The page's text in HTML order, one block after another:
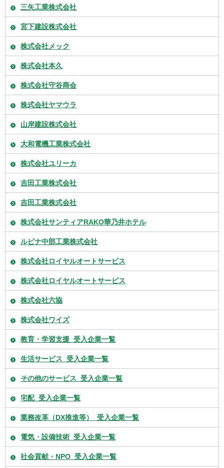
三矢工業株式会社
宮下建設株式会社
株式会社メック
株式会社本久
株式会社守谷商会
株式会社ヤマウラ
山岸建設株式会社
大和電機工業株式会社
株式会社ユリーカ
吉田工業株式会社
吉田工業株式会社
株式会社サンティアRAKO華乃井ホテル
ルピナ中部工業株式会社
株式会社ロイヤルオートサービス
株式会社ロイヤルオートサービス
株式会社六協
株式会社ワイズ
教育・学習支援_受入企業一覧
生活サービス_受入企業一覧
その他のサービス_受入企業一覧
宅配_受入企業一覧
業務改革（DX推進等）_受入企業一覧
電気・設備技術_受入企業一覧
社会貢献・NPO_受入企業一覧